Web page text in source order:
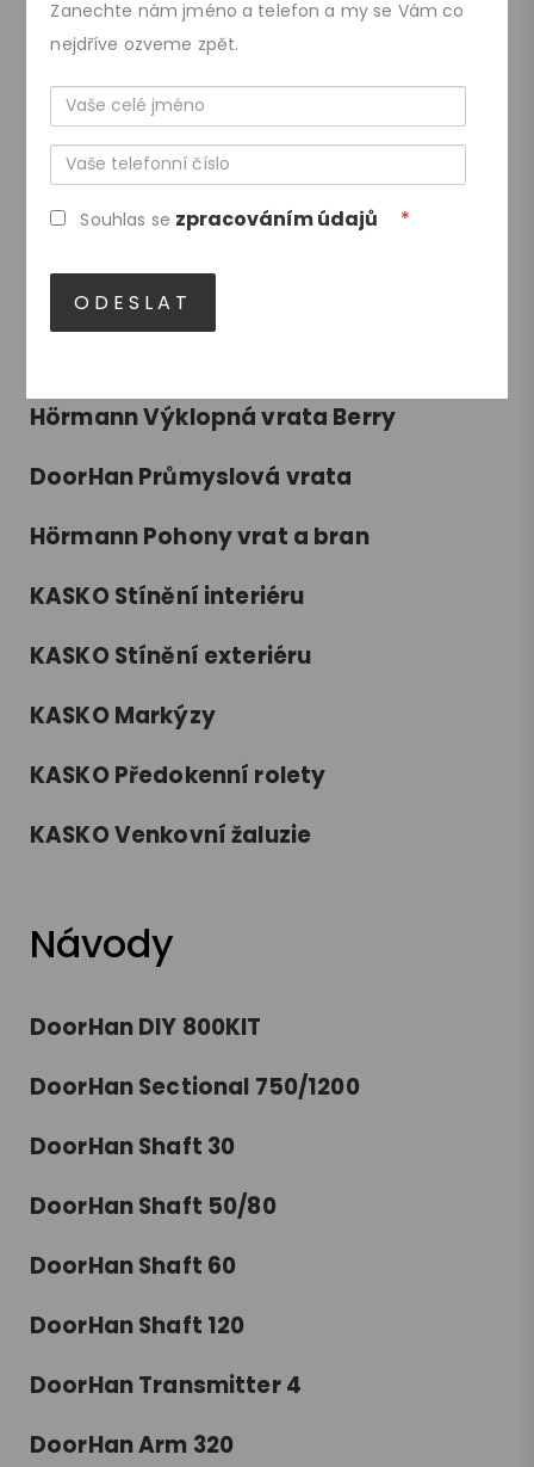
Zanechte nám jméno a telefon a my se Vám co
nejdříve ozveme zpět.
Jméno a příjmení
Telefonní číslo
Souhlas se zpracováním údajů *
DoorHan Garážová vrata RSD01/02
KASKO Garážová vrata
Hörmann Sekční garážová vrata
DoorHan Rolovací vrata
KASKO Rolovací vrata
Hörmann Výklopná vrata Berry
DoorHan Průmyslová vrata
Hörmann Pohony vrat a bran
KASKO Stínění interiéru
KASKO Stínění exteriéru
KASKO Markýzy
KASKO Předokenní rolety
KASKO Venkovní žaluzie
Návody
DoorHan DIY 800KIT
DoorHan Sectional 750/1200
DoorHan Shaft 30
DoorHan Shaft 50/80
DoorHan Shaft 60
DoorHan Shaft 120
DoorHan Transmitter 4
DoorHan Arm 320
Nezbytné
Statistické
Marketingové